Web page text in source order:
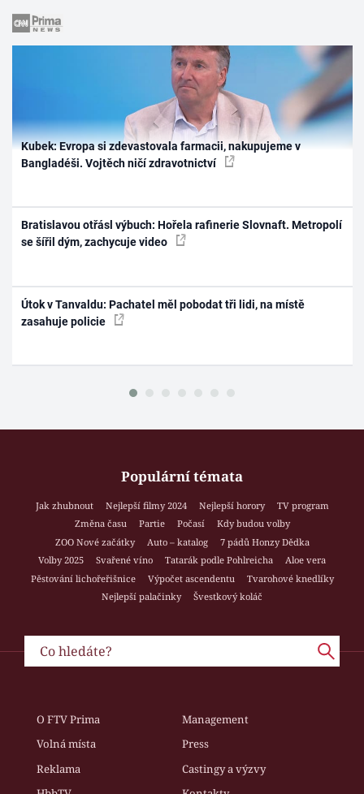
Kubek: Evropa si zdevastovala farmacii, nakupujeme v
Bangladéši. Vojtěch ničí zdravotnictví
Bratislavou otřásl výbuch: Hořela rafinerie Slovnaft. Metropolí
se šířil dým, zachycuje video
Útok v Tanvaldu: Pachatel měl pobodat tři lidi, na místě
zasahuje policie
Populární témata
Jak zhubnout Nejlepší filmy 2024 Nejlepší horory
TV program
Změna času
Partie Počasí
Kdy budou volby
ZOO Nové začátky
Auto – katalog
7 pádů Honzy Dědka
Volby 2025
Svařené víno Tatarák podle Pohlreicha
Aloe vera
Pěstování lichořeřišnice
Výpočet ascendentu
Tvarohové knedlíky
Nejlepší palačinky
Švestkový koláč
O FTV Prima
Management
Volná místa
Press
Reklama
Castingy a výzvy